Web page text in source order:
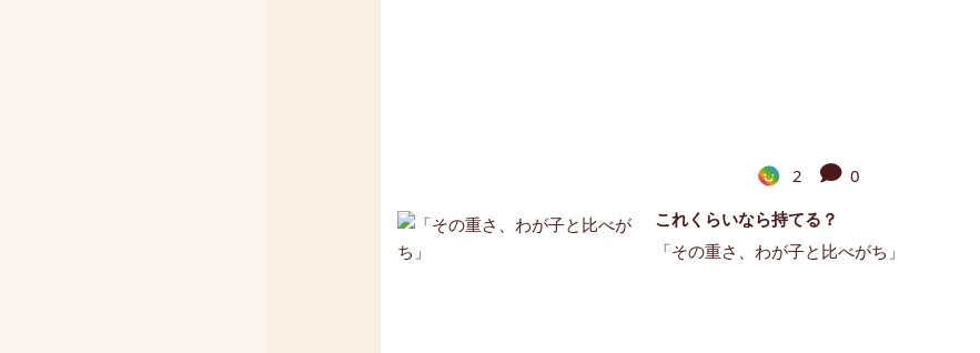
2 0
これくらいなら持てる？
「その重さ、わが子と比べがち」